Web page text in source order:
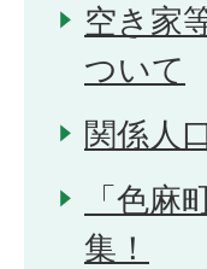
空き家
ついて
関係人
「色
集！